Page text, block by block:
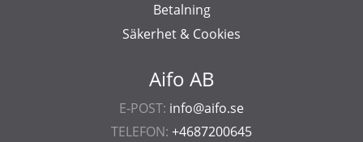
Aifo AB
E-POST: info@aifo.se
TELEFON: +4687200645
Betalning
Säkerhet & Cookies